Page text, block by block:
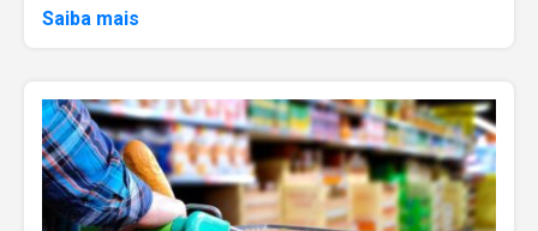
Saiba mais